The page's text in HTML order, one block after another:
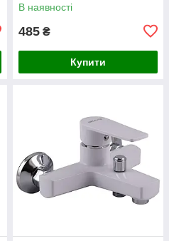
В наявності
485 ₴
Купити